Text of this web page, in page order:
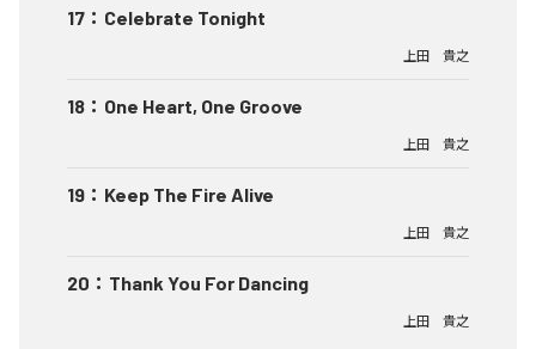
17 ： Celebrate Tonight
上田 貴之
18 ： One Heart, One Groove
上田 貴之
19 ： Keep The Fire Alive
上田 貴之
20 ： Thank You For Dancing
上田 貴之